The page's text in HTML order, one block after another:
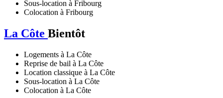
Sous-location à Fribourg
Colocation à Fribourg
La Côte Bientôt
Logements à La Côte
Reprise de bail à La Côte
Location classique à La Côte
Sous-location à La Côte
Colocation à La Côte